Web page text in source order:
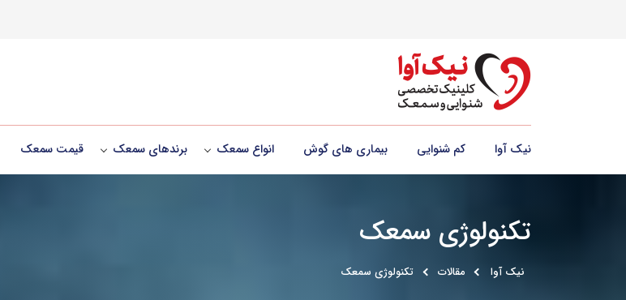
نیک آوا کم شنوایی بیماری های گوش انواع سمعک برندهای سمعک قیمت سمعک
تکنولوژی سمعک
نیک آوا مقالات تکنولوژی سمعک